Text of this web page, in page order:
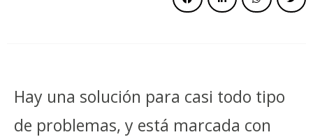
Hay una solución para casi todo tipo
de problemas, y está marcada con